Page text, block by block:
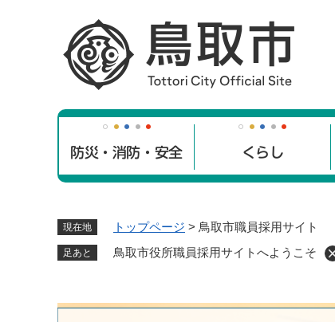
防災・消防・安全 くらし
現在地 トップページ > 鳥取市職員採用サイト
足あと 鳥取市役所職員採用サイトへようこそ